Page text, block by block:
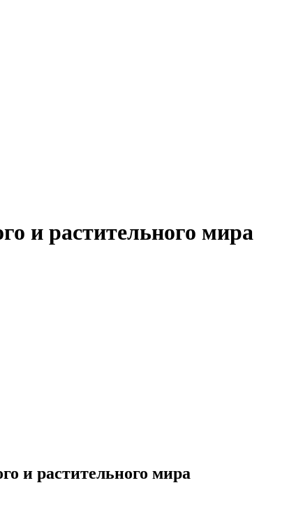
и растительного мира
и растительного мира